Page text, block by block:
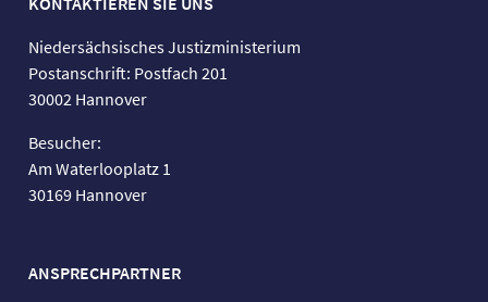
Niedersächsisches Justizministerium
Postanschrift: Postfach 201
30002 Hannover
Besucher:
Am Waterlooplatz 1
30169 Hannover
ANSPRECHPARTNER